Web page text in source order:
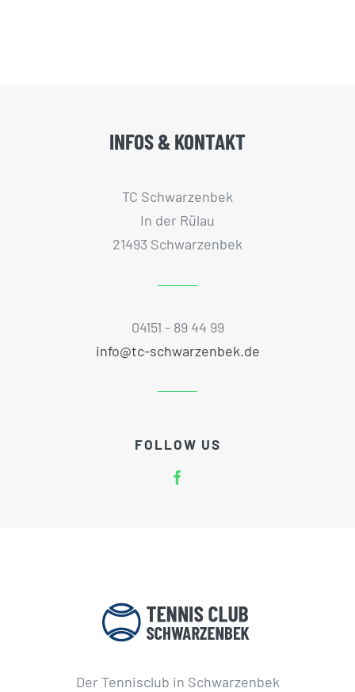
INFOS & KONTAKT
TC Schwarzenbek
In der Rülau
21493 Schwarzenbek
04151 - 89 44 99
info@tc-schwarzenbek.de
FOLLOW US
Der Tennisclub in Schwarzenbek